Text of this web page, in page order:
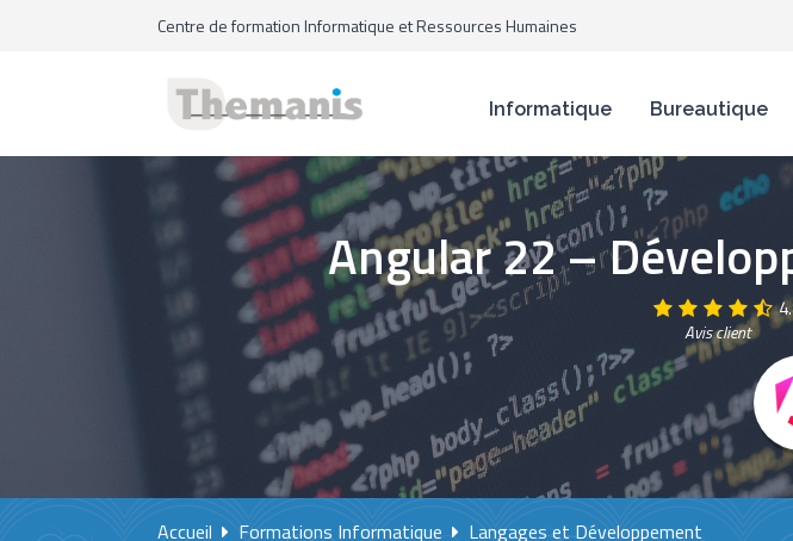
Centre de formation Informatique et Ressources Humaines
Informatique Bureautique
Angular 22 –
Avis client
Accueil Formations Informatique Langages et Développement